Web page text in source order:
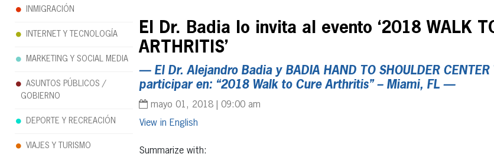
El Dr. Badia lo invita al evento ‘2018 WALK
ARTHRITIS’
— El Dr. Alejandro Badia y BADIA HAND TO SHOULDER
participar en: “2018 Walk to Cure Arthritis” – Miami, FL —
mayo 01, 2018 | 09:00 am
English
Summarize with:
INMIGRACIÓN
INTERNET Y TECNOLOGÍA
MARKETING Y SOCIAL MEDIA
ASUNTOS PÚBLICOS /
GOBIERNO
DEPORTE Y RECREACIÓN
VIAJES Y TURISMO